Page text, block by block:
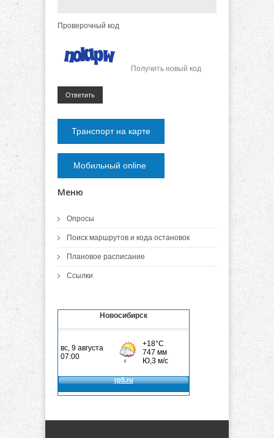
Проверочный код
Получить новый код
Ответить
Транспорт на карте
Мобильный online
Меню
Опросы
Поиск маршрутов и кода остановок
Плановое расписание
Ссылки
Новосибирск